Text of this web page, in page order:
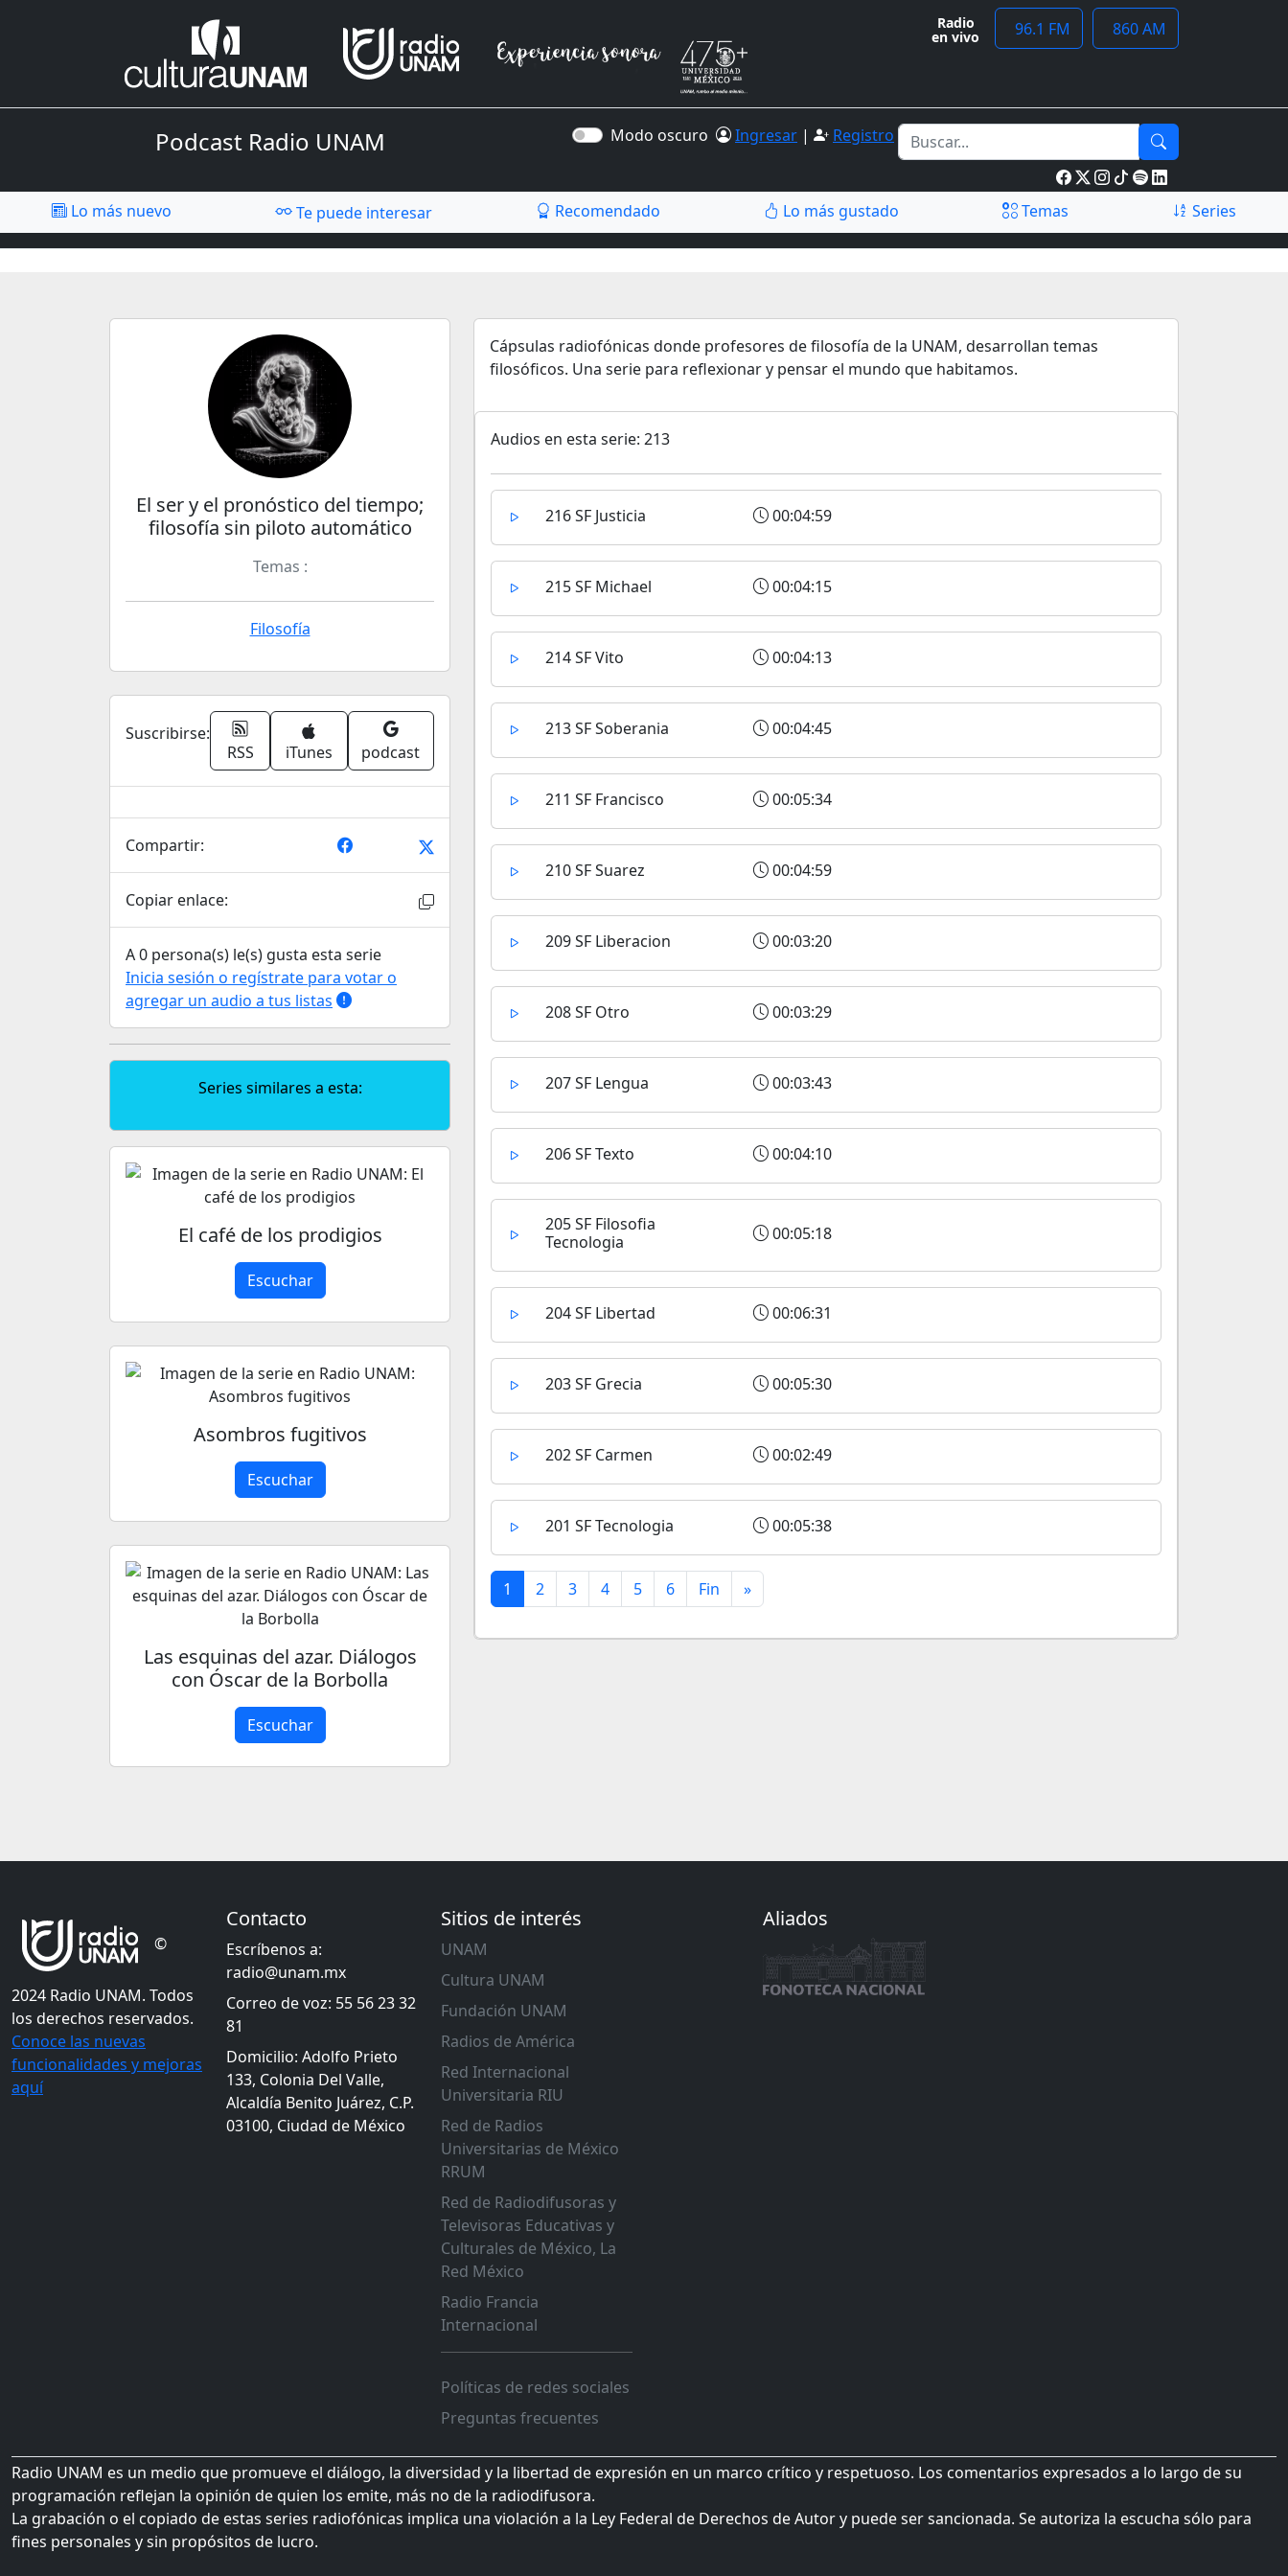
Radio
en vivo 96.1 FM 860 AM
Podcast Radio UNAM Modo oscuro Ingresar | Registro
Lo más nuevo Te puede interesar Recomendado Lo más gustado Temas Series
El ser y el pronóstico del tiempo;
filosofía sin piloto automático
Temas :
Filosofía
Suscribirse:
RSS
iTunes podcast
Compartir:
Copiar enlace:
A 0 persona(s) le(s) gusta esta serie
Inicia sesión o regístrate para votar o
agregar un audio a tus listas
Series similares a esta:
El café de los prodigios
Escuchar
Asombros fugitivos
Escuchar
Las esquinas del azar. Diálogos
con Óscar de la Borbolla
Escuchar
Cápsulas radiofónicas donde profesores de filosofía de la UNAM, desarrollan temas
filosóficos. Una serie para reflexionar y pensar el mundo que habitamos.
Audios en esta serie: 213
216 SF Justicia 00:04:59
215 SF Michael 00:04:15
214 SF Vito 00:04:13
213 SF Soberania 00:04:45
211 SF Francisco 00:05:34
210 SF Suarez 00:04:59
209 SF Liberacion 00:03:20
208 SF Otro 00:03:29
207 SF Lengua 00:03:43
206 SF Texto 00:04:10
205 SF Filosofia
Tecnologia
00:05:18
204 SF Libertad 00:06:31
203 SF Grecia 00:05:30
202 SF Carmen 00:02:49
201 SF Tecnologia 00:05:38
1 2 3 4 5 6 Fin »
©
2024 Radio UNAM. Todos
los derechos reservados.
Conoce las nuevas
funcionalidades y mejoras
aquí
Contacto
Escríbenos a:
radio@unam.mx
Correo de voz: 55 56 23 32
81
Domicilio: Adolfo Prieto
133, Colonia Del Valle,
Alcaldía Benito Juárez, C.P.
03100, Ciudad de México
Sitios de interés
UNAM
Cultura UNAM
Fundación UNAM
Radios de América
Red Internacional
Universitaria RIU
Red de Radios
Universitarias de México
RRUM
Red de Radiodifusoras y
Televisoras Educativas y
Culturales de México, La
Red México
Radio Francia
Internacional
Políticas de redes sociales
Preguntas frecuentes
Aliados
Radio UNAM es un medio que promueve el diálogo, la diversidad y la libertad de expresión en un marco crítico y respetuoso. Los comentarios expresados a lo largo de su
programación reflejan la opinión de quien los emite, más no de la radiodifusora.
La grabación o el copiado de estas series radiofónicas implica una violación a la Ley Federal de Derechos de Autor y puede ser sancionada. Se autoriza la escucha sólo para
fines personales y sin propósitos de lucro.